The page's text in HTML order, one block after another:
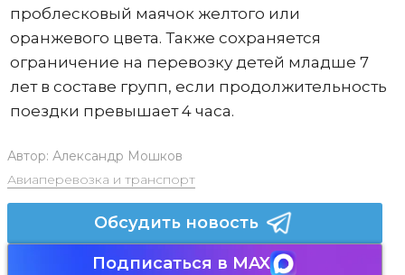
проблесковый маячок желтого или
оранжевого цвета. Также сохраняется
ограничение на перевозку детей младше 7
лет в составе групп, если продолжительность
поездки превышает 4 часа.
Автор: Александр Мошков
Авиаперевозка и транспорт
Обсудить новость
Подписаться в MAX